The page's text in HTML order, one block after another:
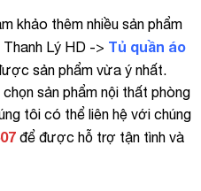
khảo thêm nhiều sản phẩm
Lý HD -> Tủ quần áo
sản phẩm vừa ý nhất.
sản phẩm nội thất phòng
tôi có thể liên hệ với chúng
để được hỗ trợ tận tình và